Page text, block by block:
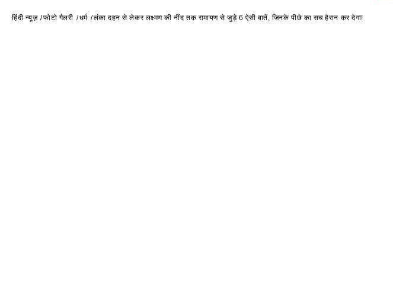
हिंदी न्यूज़ फोटो गैलरी धर्म लंका दहन से लेकर लक्ष्मण की नींद तक रामायण से जुड़े 6 ऐसी बातें, जिनके पीछे का सच हैरान कर देगा!